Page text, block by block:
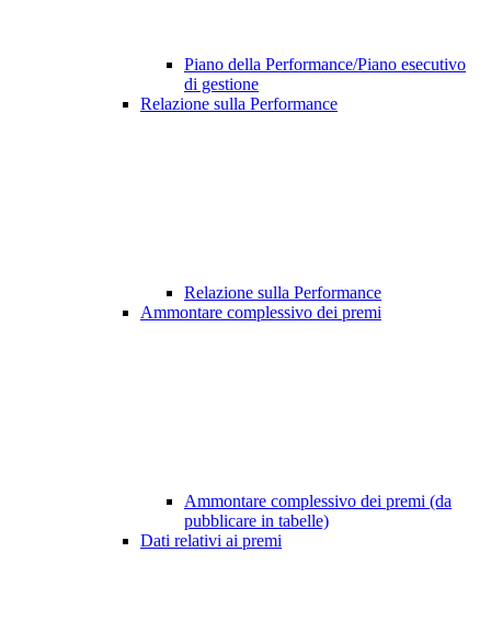
Piano della Performance/Piano esecutivo
di gestione
Relazione sulla Performance
Relazione sulla Performance
Ammontare complessivo dei premi
Ammontare complessivo dei premi (da
pubblicare in tabelle)
Dati relativi ai premi